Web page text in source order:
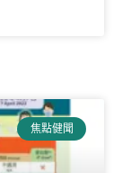
焦點健聞